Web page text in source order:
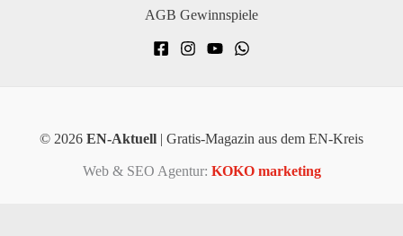
AGB Gewinnspiele
© 2026 EN-Aktuell | Gratis-Magazin aus dem EN-Kreis
Web & SEO Agentur: KOKO marketing